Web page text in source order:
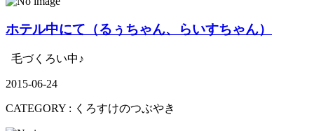
ホテル中にて（るぅちゃん、らいすちゃん）
毛づくろい中♪
2015-06-24
CATEGORY : くろすけのつぶやき